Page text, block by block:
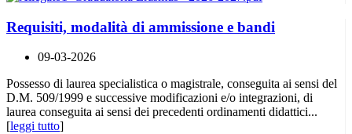
Requisiti, modalità di ammissione e bandi
09-03-2026
Possesso di laurea specialistica o magistrale, conseguita ai sensi del
D.M. 509/1999 e successive modificazioni e/o integrazioni, di
laurea conseguita ai sensi dei precedenti ordinamenti didattici...
[leggi tutto]